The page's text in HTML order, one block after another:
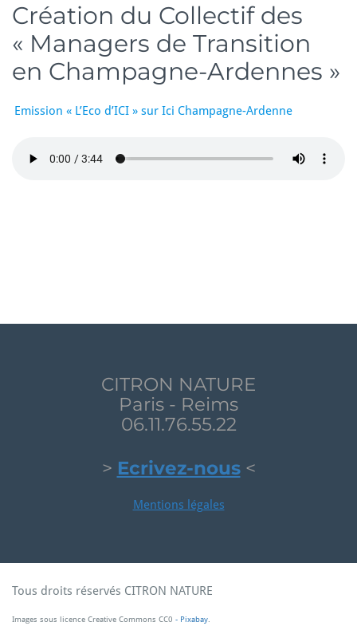
Création du Collectif des
« Managers de Transition
en Champagne-Ardennes »
Emission « L’Eco d’ICI » sur Ici Champagne-Ardenne
CITRON NATURE
Paris - Reims
06.11.76.55.22
> Ecrivez-nous<
Mentions légales
Tous droits réservés CITRON NATURE
Images sous licence Creative Commons CC0 - Pixabay.